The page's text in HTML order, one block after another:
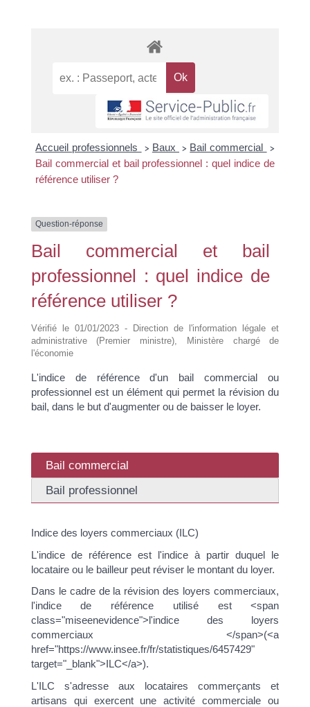
Accueil professionnels > Baux > Bail commercial >
Bail commercial et bail professionnel : quel indice de
référence utiliser ?
Question-réponse
Bail commercial et bail
professionnel : quel indice de
référence utiliser ?
Vérifié le 01/01/2023 - Direction de l'information légale et
administrative (Premier ministre), Ministère chargé de
l'économie
L'indice de référence d'un bail commercial ou
professionnel est un élément qui permet la révision du
bail, dans le but d'augmenter ou de baisser le loyer.
Bail commercial
Bail professionnel
Indice des loyers commerciaux (ILC)
L'indice de référence est l'indice à partir duquel le
locataire ou le bailleur peut réviser le montant du loyer.
Dans le cadre de la révision des loyers commerciaux,
l'indice de référence utilisé est <span
class="miseenevidence">l'indice des loyers
commerciaux </span>(<a
href="https://www.insee.fr/fr/statistiques/6457429"
target="_blank">ILC</a>).
L'ILC s'adresse aux locataires commerçants et
artisans qui exercent une activité commerciale ou